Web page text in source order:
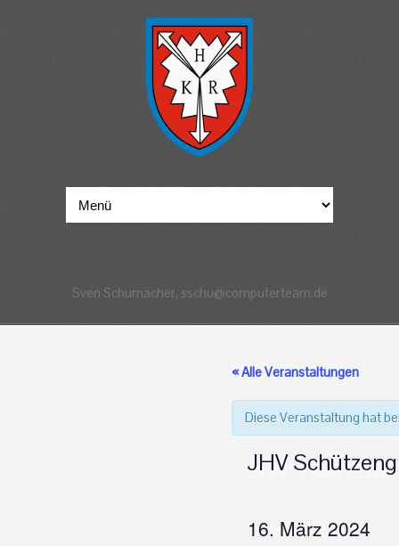
Sven Schumacher, sschu@computerteam.de
« Alle Veranstaltungen
Diese Veranstaltung hat
JHV
16. März 2024